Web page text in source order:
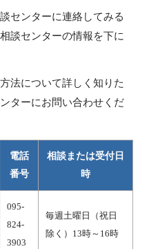
センターに連絡してみる
談センターの情報を下に
法について詳しく知りた
ターにお問い合わせくだ
電話
番号
相談または受付日
時
095-
824-
3903
毎週土曜日（祝日
除く）13時～16時